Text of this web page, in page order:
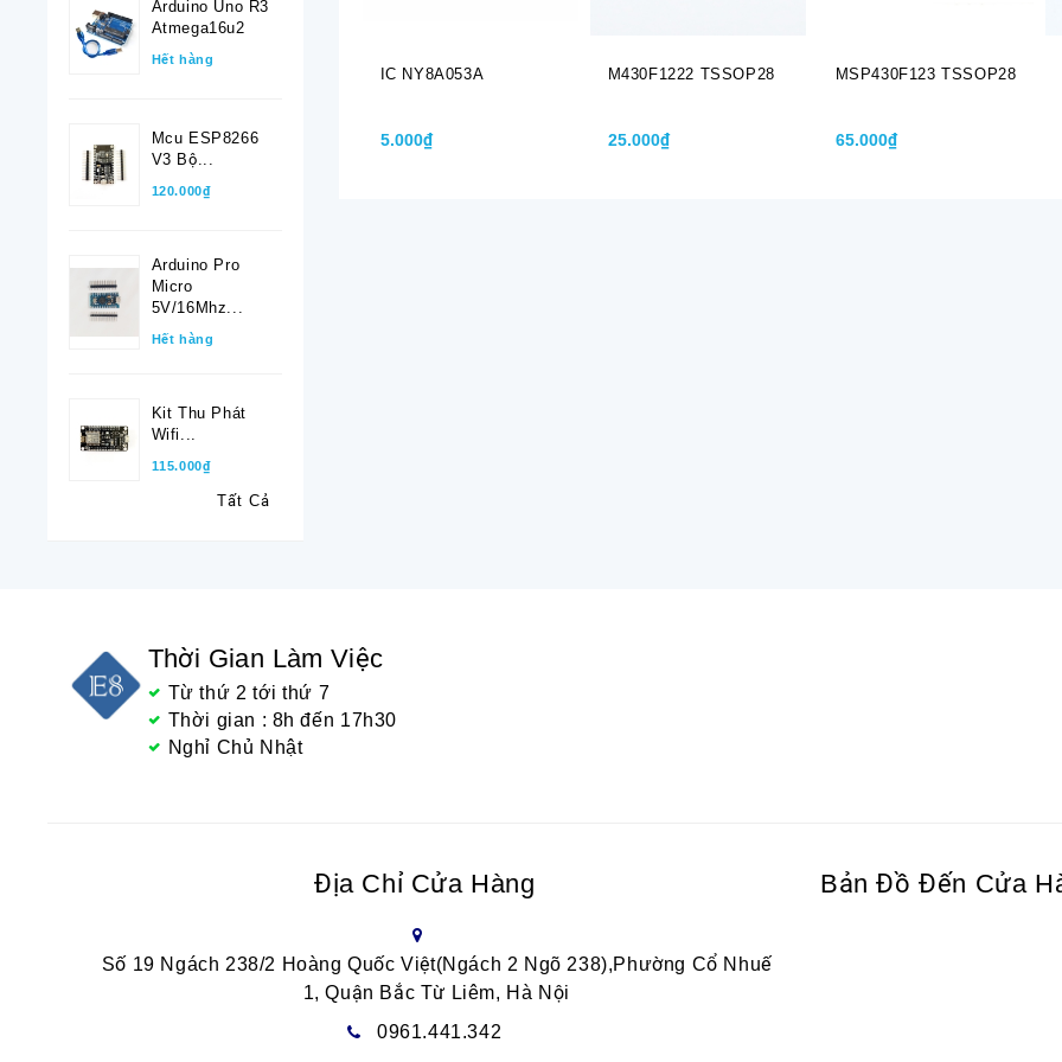
Arduino Uno R3
Atmega16u2
Hết hàng
Mcu ESP8266
V3 Bộ...
120.000₫
Arduino Pro
Micro
5V/16Mhz...
Hết hàng
Kit Thu Phát
Wifi...
115.000₫
Tất Cả
IC NY8A053A
5.000₫
M430F1222 TSSOP28
25.000₫
MSP430F123 TSSOP28
65.000₫
Thời Gian Làm Việc
Từ thứ 2 tới thứ 7
Thời gian : 8h đến 17h30
Nghỉ Chủ Nhật
Địa Chỉ Cửa Hàng
Số 19 Ngách 238/2 Hoàng Quốc Việt(Ngách 2 Ngõ 238),Phường Cổ Nhuế
1, Quận Bắc Từ Liêm, Hà Nội
0961.441.342
Bản Đồ Đến Cửa